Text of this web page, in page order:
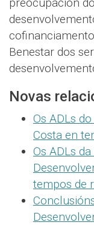
preocupación
Benestar dos
Novas
Os ADLs
Costa en
Os ADLs
tempos de